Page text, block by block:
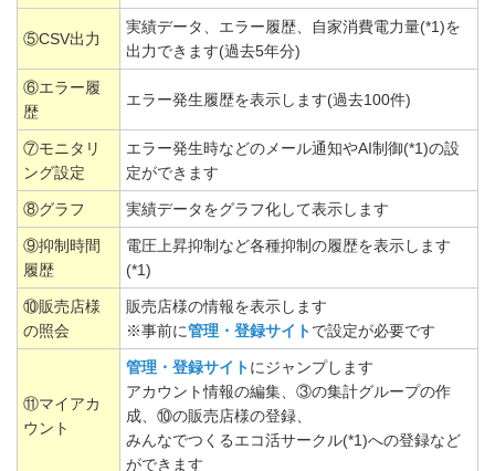
⑤CSV出力
実績データ、エラー履歴、自家消費電力量(*1)を
出力できます(過去5年分)
⑥エラー履
歴
エラー発生履歴を表示します(過去100件)
⑦モニタリ
ング設定
エラー発生時などのメール通知やAI制御(*1)の設
定ができます
⑧グラフ 実績データをグラフ化して表示します
⑨抑制時間
履歴
電圧上昇抑制など各種抑制の履歴を表示します
(*1)
⑩販売店様
の照会
販売店様の情報を表示します
※事前に管理・登録サイトで設定が必要です
⑪マイアカ
ウント
管理・登録サイトにジャンプします
アカウント情報の編集、③の集計グループの作
成、⑩の販売店様の登録、
みんなでつくるエコ活サークル(*1)への登録など
ができます